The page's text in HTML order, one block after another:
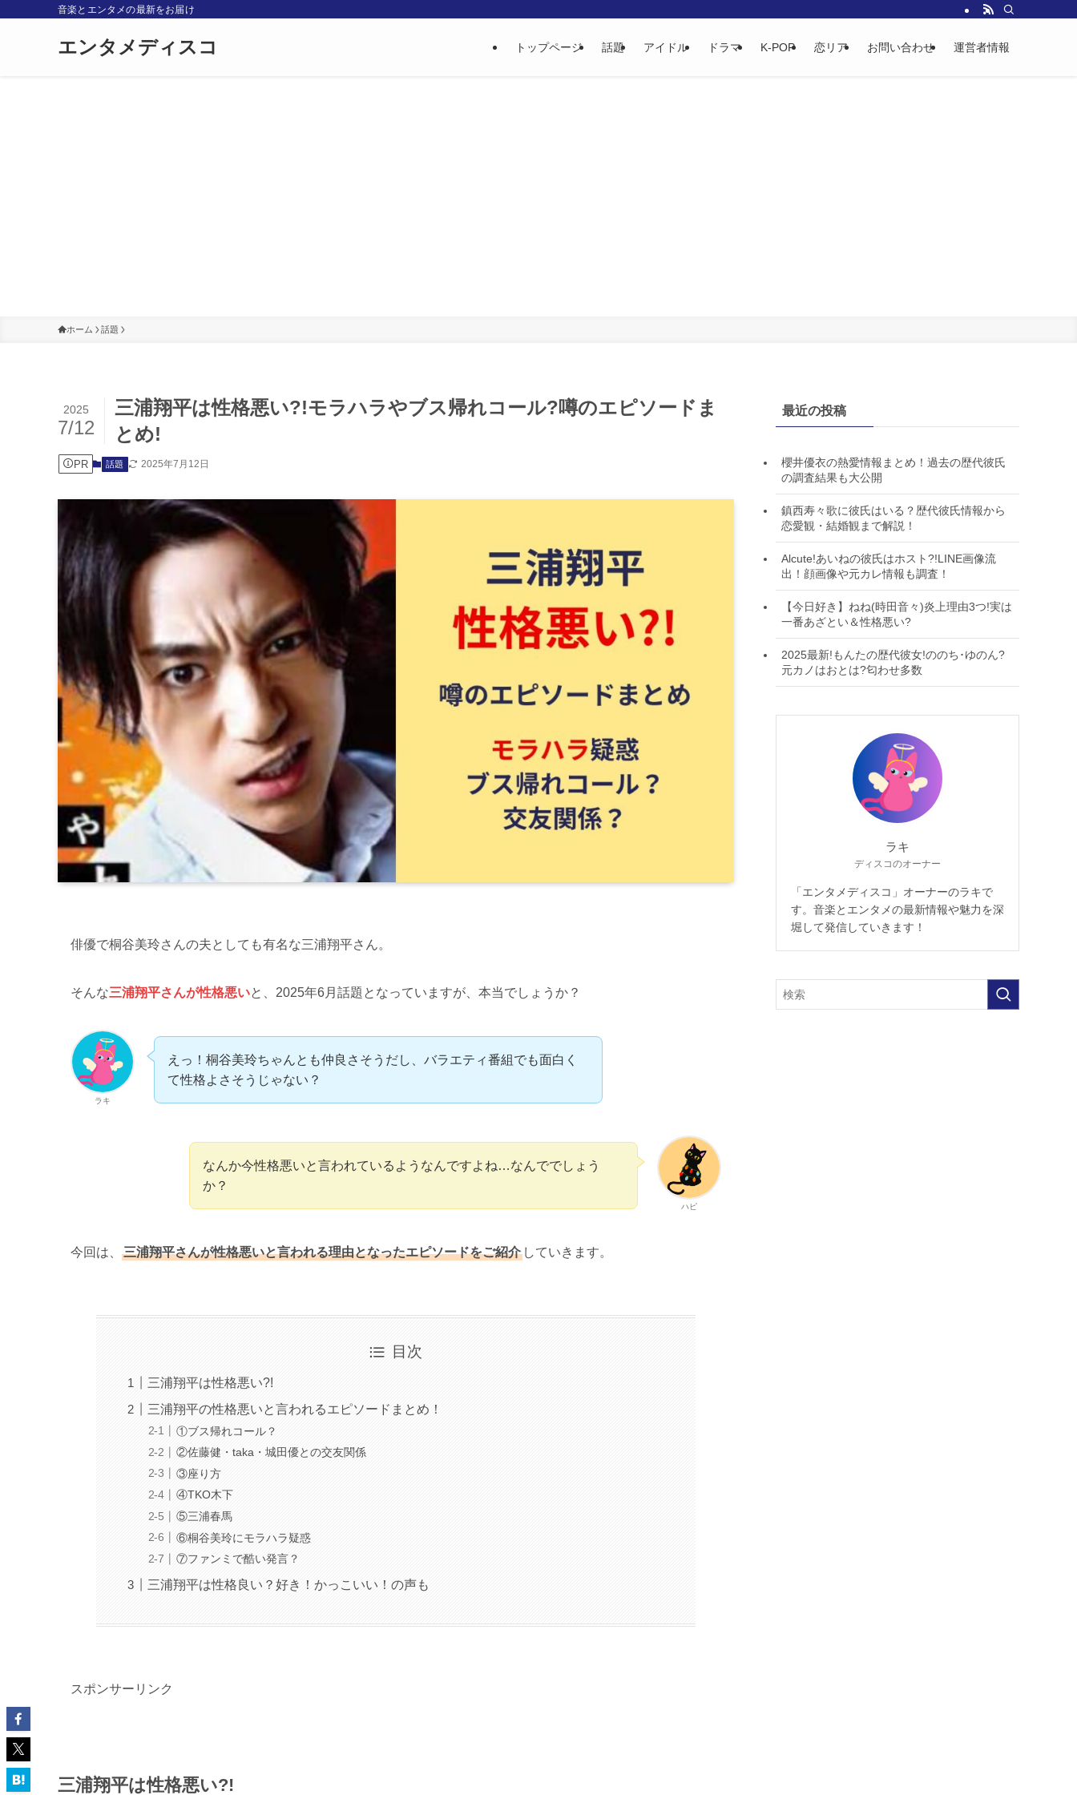
音楽とエンタメの最新をお届け
エンタメディスコ トップページ 話題 アイドル ドラマ K-POP 恋リア お問い合わせ 運営者情報
ホーム 話題
三浦翔平は性格悪い?!モラハラやブス帰れコール?噂のエピソードま
とめ!
2025
7/12
PR 話題 2025年7月12日
俳優で桐谷美玲さんの夫としても有名な三浦翔平さん。
そんな三浦翔平さんが性格悪いと、2025年6月話題となっていますが、本当でしょうか？
ラキ
えっ！桐谷美玲ちゃんとも仲良さそうだし、バラエティ番組でも面白く
て性格よさそうじゃない？
ハピ
なんか今性格悪いと言われているようなんですよね…なんででしょう
か？
今回は、 三浦翔平さんが性格悪いと言われる理由となったエピソードをご紹介 していきます。
目次
三浦翔平は性格悪い?!
三浦翔平の性格悪いと言われるエピソードまとめ！
①ブス帰れコール？
②佐藤健・taka・城田優との交友関係
③座り方
④TKO木下
⑤三浦春馬
⑥桐谷美玲にモラハラ疑惑
⑦ファンミで酷い発言？
三浦翔平は性格良い？好き！かっこいい！の声も
スポンサーリンク
三浦翔平は性格悪い?!
最近の投稿
櫻井優衣の熱愛情報まとめ！過去の歴代彼氏
の調査結果も大公開
鎮西寿々歌に彼氏はいる？歴代彼氏情報から
恋愛観・結婚観まで解説！
Alcute!あいねの彼氏はホスト?!LINE画像流
出！顔画像や元カレ情報も調査！
【今日好き】ねね(時田音々)炎上理由3つ!実は
一番あざとい＆性格悪い?
2025最新!もんたの歴代彼女!ののち･ゆのん?
元カノはおとは?匂わせ多数
ラキ
ディスコのオーナー
「エンタメディスコ」オーナーのラキで
す。音楽とエンタメの最新情報や魅力を深
堀して発信していきます！